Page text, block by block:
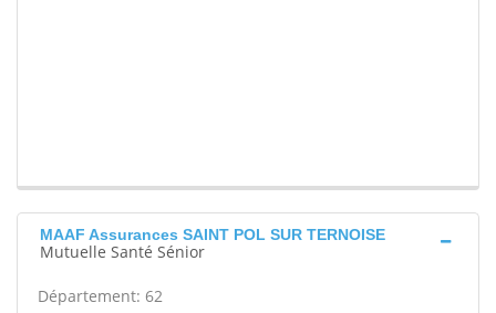
MAAF Assurances SAINT POL SUR TERNOISE
Mutuelle Santé Sénior
Département: 62